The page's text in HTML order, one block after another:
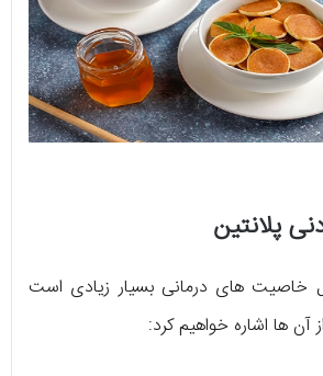
پلانتین
خاصیت های درمانی بسیار زیادی است
آن ها اشاره خواهیم کرد: